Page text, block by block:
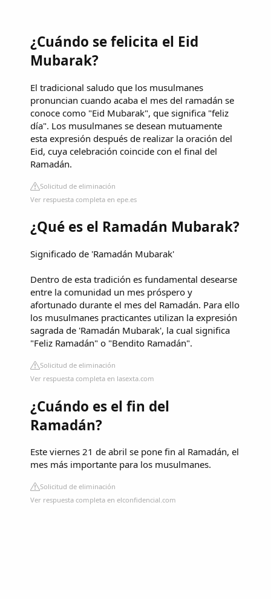
¿Cuándo se felicita el Eid
Mubarak?
El tradicional saludo que los musulmanes
pronuncian cuando acaba el mes del ramadán se
conoce como "Eid Mubarak", que significa "feliz
día". Los musulmanes se desean mutuamente
esta expresión después de realizar la oración del
Eid, cuya celebración coincide con el final del
Ramadán.
Solicitud de eliminación
Ver respuesta completa en epe.es
¿Qué es el Ramadán Mubarak?
Significado de 'Ramadán Mubarak'
Dentro de esta tradición es fundamental desearse
entre la comunidad un mes próspero y
afortunado durante el mes del Ramadán. Para ello
los musulmanes practicantes utilizan la expresión
sagrada de 'Ramadán Mubarak', la cual significa
"Feliz Ramadán" o "Bendito Ramadán".
Solicitud de eliminación
Ver respuesta completa en lasexta.com
¿Cuándo es el fin del
Ramadán?
Este viernes 21 de abril se pone fin al Ramadán, el
mes más importante para los musulmanes.
Solicitud de eliminación
Ver respuesta completa en elconfidencial.com